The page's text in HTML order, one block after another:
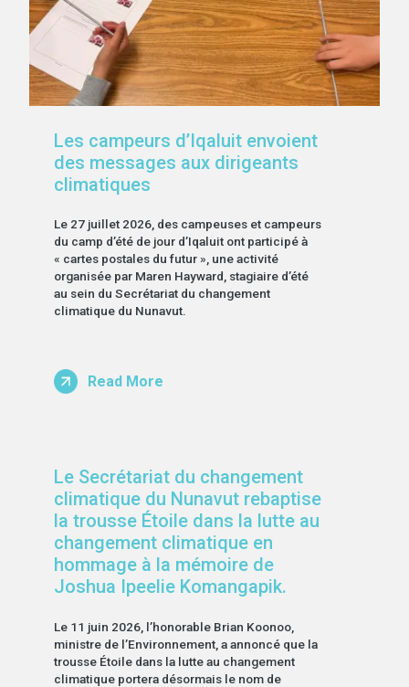
Les campeurs d’Iqaluit envoient
des messages aux dirigeants
climatiques
Le 27 juillet 2026, des campeuses et campeurs
du camp d’été de jour d’Iqaluit ont participé à
« cartes postales du futur », une activité
organisée par Maren Hayward, stagiaire d’été
au sein du Secrétariat du changement
climatique du Nunavut.
Read More
Le Secrétariat du changement
climatique du Nunavut rebaptise
la trousse Étoile dans la lutte au
changement climatique en
hommage à la mémoire de
Joshua Ipeelie Komangapik.
Le 11 juin 2026, l’honorable Brian Koonoo,
ministre de l’Environnement, a annoncé que la
trousse Étoile dans la lutte au changement
climatique portera désormais le nom de